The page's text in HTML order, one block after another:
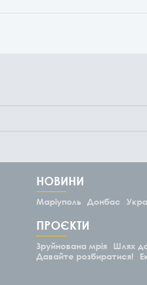
НОВИНИ
Маріуполь Донбас
ПРОЄКТИ
Зруйнована мрія Шлях
Давайте розбиратися!